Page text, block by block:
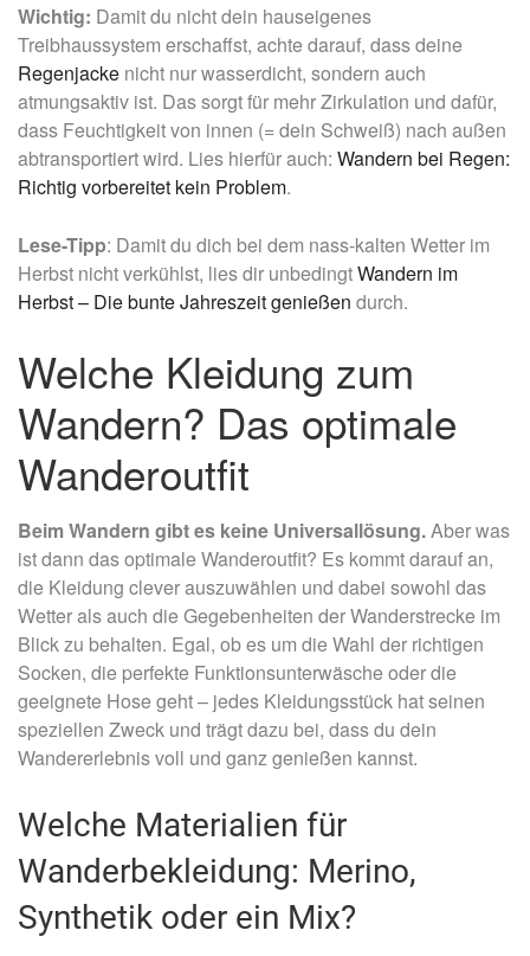
Wichtig: Damit du nicht dein hauseigenes
Treibhaussystem erschaffst, achte darauf, dass deine
Regenjacke nicht nur wasserdicht, sondern auch
atmungsaktiv ist. Das sorgt für mehr Zirkulation und dafür,
dass Feuchtigkeit von innen (= dein Schweiß) nach außen
abtransportiert wird. Lies hierfür auch: Wandern bei Regen:
Richtig vorbereitet kein Problem.
Lese-Tipp: Damit du dich bei dem nass-kalten Wetter im
Herbst nicht verkühlst, lies dir unbedingtWandern im
Herbst – Die bunte Jahreszeit genießen durch.
Welche Kleidung zum
Wandern? Das optimale
Wanderoutfit
Beim Wandern gibt es keine Universallösung.Aber was
ist dann das optimale Wanderoutfit? Es kommt darauf an,
die Kleidung clever auszuwählen und dabei sowohl das
Wetter als auch die Gegebenheiten der Wanderstrecke im
Blick zu behalten. Egal, ob es um die Wahl der richtigen
Socken, die perfekte Funktionsunterwäsche oder die
geeignete Hose geht – jedes Kleidungsstück hat seinen
speziellen Zweck und trägt dazu bei, dass du dein
Wandererlebnis voll und ganz genießen kannst.
Welche Materialien für
Wanderbekleidung: Merino,
Synthetik oder ein Mix?